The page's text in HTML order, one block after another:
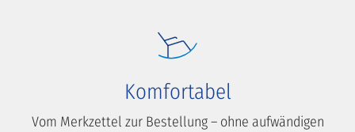
Komfortabel
Vom Merkzettel zur Bestellung – ohne aufwändigen